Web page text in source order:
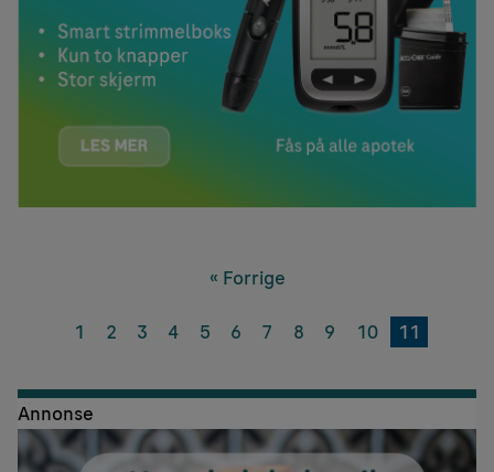
« Forrige
1 2 3 4 5 6 7 8 9 10 11
Annonse